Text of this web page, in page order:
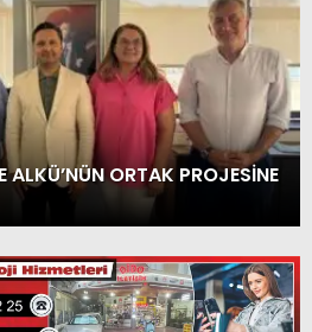
ALKÜ’NÜN ORTAK PROJESİNE